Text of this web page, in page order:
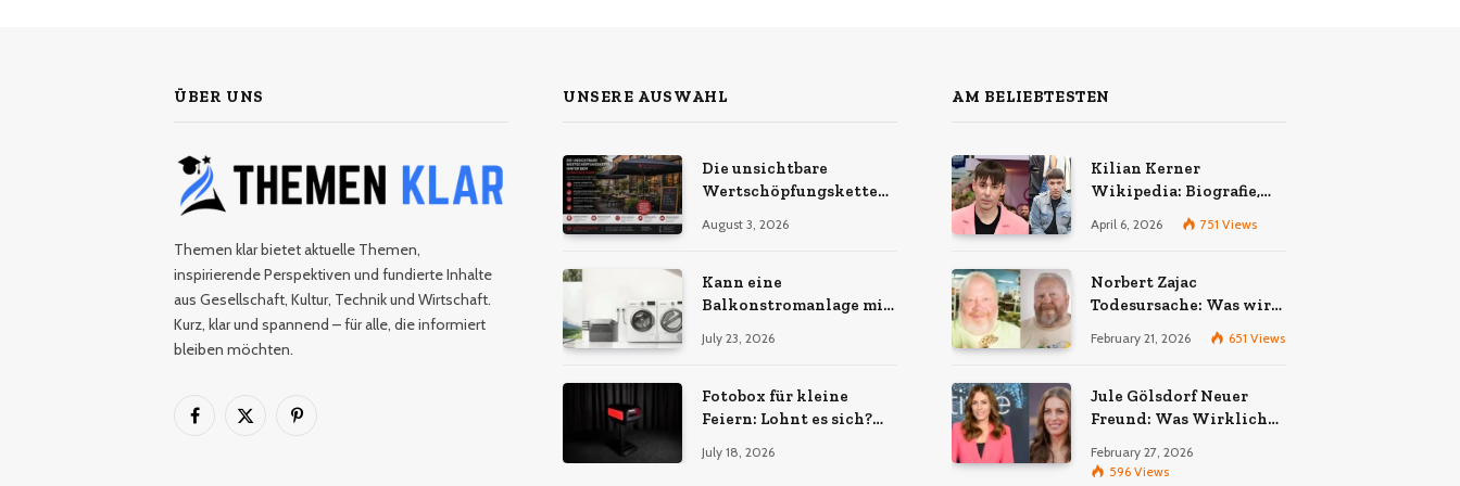
ÜBER UNS
Themen klar bietet aktuelle Themen,
inspirierende Perspektiven und fundierte Inhalte
aus Gesellschaft, Kultur, Technik und Wirtschaft.
Kurz, klar und spannend – für alle, die informiert
bleiben möchten.
Facebook
X
Pinterest
UNSERE AUSWAHL
Die unsichtbare
Wertschöpfungskette
Sonnenschirm: Was
Fertigung und
unternehmerische
bedeuten
August 3, 2026
Kann eine
Balkonstromanlage mit
wachsen?
July 23, 2026
Fotobox für kleine
Feiern: Lohnt es sich?
July 18, 2026
AM BELIEBTESTEN
Kilian Kerner
Wikipedia: Biografie,
Karriere und Erfolge des
Berliner Modedesigners
April 6, 2026 751 Views
Norbert Zajac
Todesursache: Was wir
wirklich wissen
February 21, 2026 651 Views
Jule Gölsdorf Neuer
Freund: Was Wirklich
February 27, 2026
596 Views